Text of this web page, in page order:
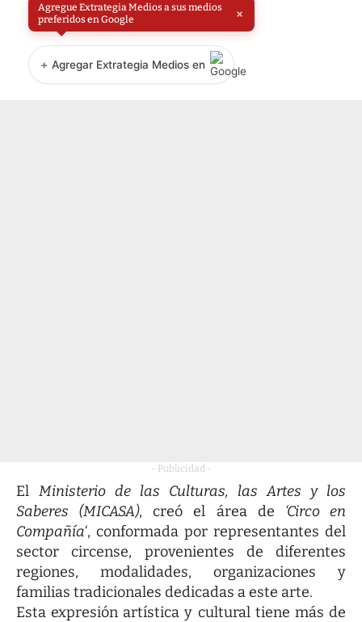
Agregue Extrategia Medios a sus medios
preferidos en Google
×
+ Agregar Extrategia Medios en
- Publicidad -
El Ministerio de las Culturas, las Artes y los
Saberes
(MICASA), creó el área de ‘Circo en
Compañía‘, conformada por representantes del
sector circense, provenientes de diferentes
regiones, modalidades, organizaciones y
familias tradicionales dedicadas a este arte.
Esta expresión artística y cultural tiene más de